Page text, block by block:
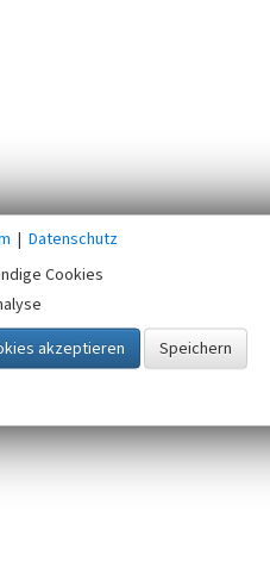
| Datenschutz
Cookies